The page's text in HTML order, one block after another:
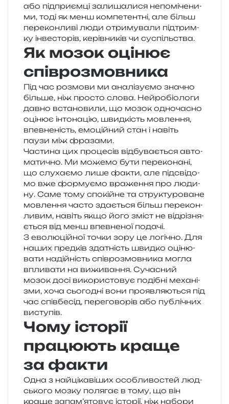
або під­при­єм­ці зали­ша­ли­ся непо­мі­че­ни­
ми, тоді як менш ком­пе­тен­тні, але більш
пере­кон­ли­ві люди отри­му­ва­ли під­трим­
ку інве­сто­рів, керів­ни­ків чи суспільства.
Як мозок оцінює
співрозмовника
Під час роз­мо­ви ми ана­лі­зу­є­мо зна­чно
біль­ше, ніж про­сто слова. Нейробіологи
давно вста­но­ви­ли, що мозок одно­ча­сно
оці­нює інто­на­цію, швид­кість мов­ле­н­ня,
впев­не­ність, емо­цій­ний стан і навіть
паузи між фразами.
Частина цих про­це­сів від­бу­ва­є­ться авто­
ма­ти­чно. Ми може­мо бути пере­ко­на­ні,
що слу­ха­є­мо лише факти, але під­сві­до­
мо вже фор­му­є­мо вра­же­н­ня про люди­
ну. Саме тому спо­кій­не та стру­кту­ро­ва­не
мов­ле­н­ня часто зда­є­ться більш пере­кон­
ли­вим, навіть якщо його зміст не від­рі­зня­
є­ться від менш впев­не­ної подачі.
З ево­лю­цій­ної точки зору це логі­чно. Для
наших пред­ків зда­тність швид­ко оці­ню­
ва­ти надій­ність спів­ро­змов­ни­ка могла
впли­ва­ти на вижи­ва­н­ня. Сучасний
мозок досі вико­ри­сто­вує поді­бні меха­ні­
зми, хоча сьо­го­дні вони про­яв­ля­ю­ться під
час спів­бе­сід, пере­го­во­рів або публі­чних
виступів.
Чому історії
працюють краще
за факти
Одна з най­ці­ка­ві­ших осо­бли­во­стей люд­
сько­го мозку поля­гає в тому, що він
краще запам’ятовує істо­рії, ніж набо­ри